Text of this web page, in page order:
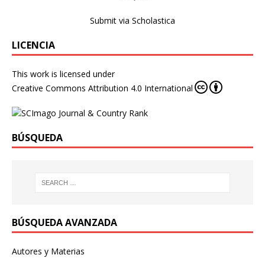
Submit via Scholastica
LICENCIA
This work is licensed under
Creative Commons Attribution 4.0 International
BÚSQUEDA
BÚSQUEDA AVANZADA
Autores y Materias